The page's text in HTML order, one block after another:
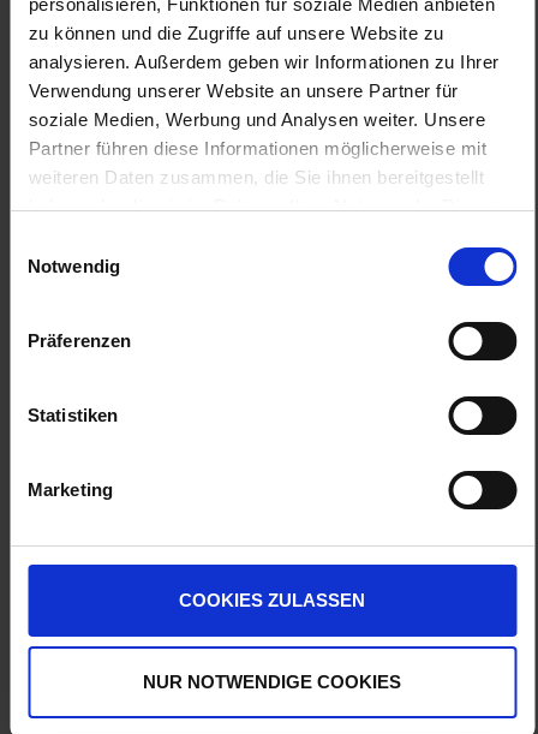
zu können und die Zugriffe auf unsere Website zu
analysieren. Außerdem geben wir Informationen zu Ihrer
Verwendung unserer Website an unsere Partner für
soziale Medien, Werbung und Analysen weiter. Unsere
Partner führen diese Informationen möglicherweise mit
weiteren Daten zusammen, die Sie ihnen bereitgestellt
haben oder die sie im Rahmen Ihrer Nutzung der Dienste
Notwendig
Präferenzen
Statistiken
Marketing
COOKIES ZULASSEN
NUR NOTWENDIGE COOKIES
Anmelden für Ihren persönlichen Preis
238,92 € / St
238,92 €pro 1 Stück
284,31 €
inkl. 19% MwSt.,zzgl. Versandkosten
Ausverkauft
Jetzt 23 Ährenpunkte pro 1 Stück sichern.
Wilhelm Fricke SE
info@granit-parts.com